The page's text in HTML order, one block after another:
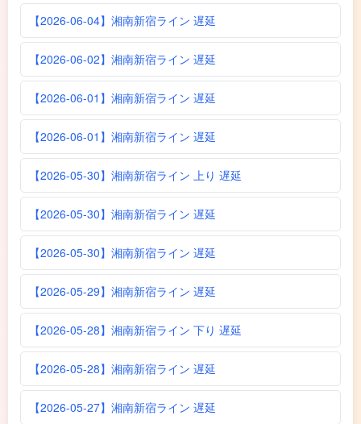
【2026-06-04】湘南新宿ライン 遅延
【2026-06-02】湘南新宿ライン 遅延
【2026-06-01】湘南新宿ライン 遅延
【2026-06-01】湘南新宿ライン 遅延
【2026-05-30】湘南新宿ライン 上り 遅延
【2026-05-30】湘南新宿ライン 遅延
【2026-05-30】湘南新宿ライン 遅延
【2026-05-29】湘南新宿ライン 遅延
【2026-05-28】湘南新宿ライン 下り 遅延
【2026-05-28】湘南新宿ライン 遅延
【2026-05-27】湘南新宿ライン 遅延